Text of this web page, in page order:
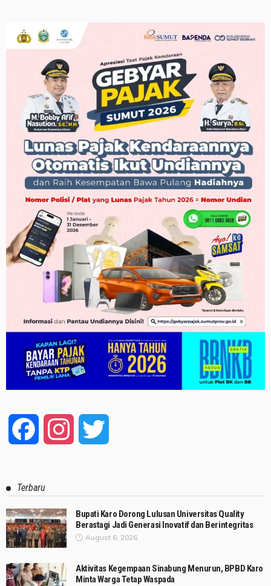
Facebook Instagram
Terbaru
Bupati Karo Dorong Lulusan Universitas Quality
Berastagi Jadi Generasi Inovatif dan Berintegritas
August 6, 2026
Aktivitas Kegempaan Sinabung Menurun, BPBD Karo
Minta Warga Tetap Waspada